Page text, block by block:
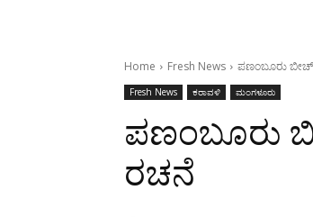
Home Fresh News ಪಣಂಬೂರು
Fresh News ಕರಾವಳಿ ಮಂಗಳೂರು
ಪಣಂಬೂರು
ರಚನೆ